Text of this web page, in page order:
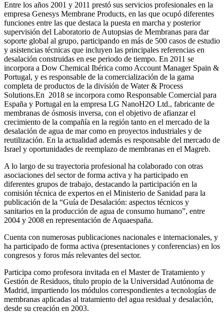
Entre los años 2001 y 2011 prestó sus servicios profesionales en la
empresa Genesys Membrane Products, en las que ocupó diferentes
funciones entre las que destaca la puesta en marcha y posterior
supervisión del Laboratorio de Autopsias de Membranas para dar
soporte global al grupo, participando en más de 500 casos de estudio
y asistencias técnicas que incluyen las principales referencias en
desalación construidas en ese periodo de tiempo. En 2011 se
incorpora a Dow Chemical Ibérica como Account Manager Spain &
Portugal, y es responsable de la comercialización de la gama
completa de productos de la división de Water & Process
Solutions.En 2018 se incorpora como Responsable Comercial para
España y Portugal en la empresa LG NanoH2O Ltd., fabricante de
membranas de ósmosis inversa, con el objetivo de afianzar el
crecimiento de la compañía en la región tanto en el mercado de la
desalación de agua de mar como en proyectos industriales y de
reutilización. En la actualidad además es responsable del mercado de
Israel y oportunidades de reemplazo de membranas en el Magreb.
A lo largo de su trayectoria profesional ha colaborado con otras
asociaciones del sector de forma activa y ha participado en
diferentes grupos de trabajo, destacando la participación en la
comisión técnica de expertos en el Ministerio de Sanidad para la
publicación de la “Guía de Desalación: aspectos técnicos y
sanitarios en la producción de agua de consumo humano”, entre
2004 y 2008 en representación de Aquaespaña.
Cuenta con numerosas publicaciones nacionales e internacionales, y
ha participado de forma activa (presentaciones y conferencias) en los
congresos y foros más relevantes del sector.
Participa como profesora invitada en el Master de Tratamiento y
Gestión de Residuos, título propio de la Universidad Autónoma de
Madrid, impartiendo los módulos correspondientes a tecnologías de
membranas aplicadas al tratamiento del agua residual y desalación,
desde su creación en 2003.